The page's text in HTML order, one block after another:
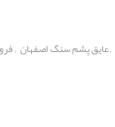
,عایق پشم سنگ اصفهان ,